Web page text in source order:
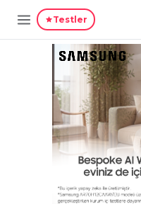
Testler